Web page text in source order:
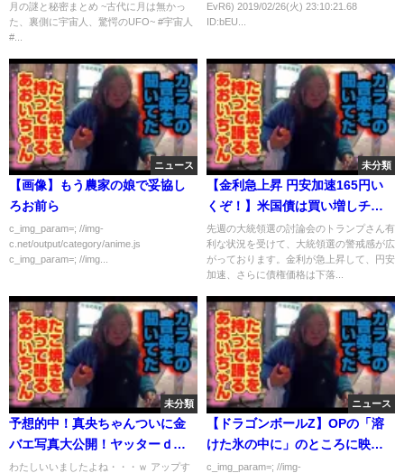
月の謎と秘密まとめ ~古代に月は無かっ
た、裏側に宇宙人、驚愕のUFO~ #宇宙人
#...
∀ﾟ)━━━━━━!!!!!
EvR6) 2019/02/26(火) 23:10:21.68
ID:bEU...
ニュース
【画像】もう農家の娘で妥協し
ろお前ら
c_img_param=; //img-
c.net/output/category/anime.js
c_img_param=; //img...
未分類
【金利急上昇 円安加速165円い
くぞ！】米国債は買い増しチャ
ンスが来る まさにトランプシ
ョックだ！！
先週の大統領選の討論会のトランプさん有
利な状況を受けて、大統領選の警戒感が広
がっております。金利が急上昇して、円安
加速、さらに債権価格は下落...
未分類
予想的中！真央ちゃんついに金
バエ写真大公開！ヤッターｄｅ
お花畑祭り開催中
わたしいいましたよね・・・ｗ アップす
ニュース
【ドラゴンボールZ】OPの「溶
けた氷の中に」のところに映っ
てるおっさん誰？
c_img_param=; //img-